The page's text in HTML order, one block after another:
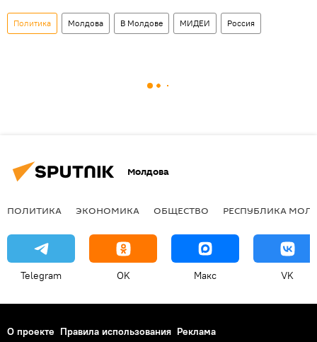
Политика Молдова В Молдове МИДЕИ Россия
Молдова
ПОЛИТИКА ЭКОНОМИКА ОБЩЕСТВО РЕСПУБЛИКА
Telegram OK Макс VK
О проекте Правила использования Реклама